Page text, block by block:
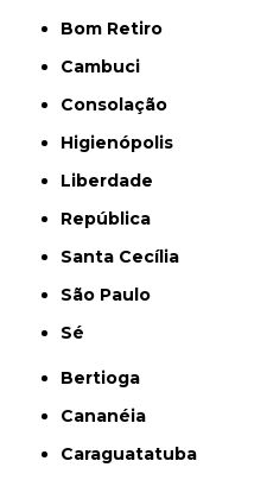
Bom Retiro
Cambuci
Consolação
Higienópolis
Liberdade
República
Santa Cecília
São Paulo
Sé
Bertioga
Cananéia
Caraguatatuba